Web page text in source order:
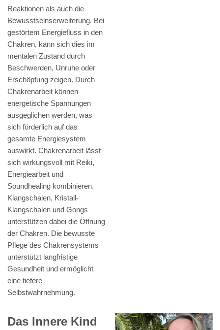
Reaktionen als auch die
Bewusstseinserweiterung. Bei
gestörtem Energiefluss in den
Chakren, kann sich dies im
mentalen Zustand durch
Beschwerden, Unruhe oder
Erschöpfung zeigen. Durch
Chakrenarbeit können
energetische Spannungen
ausgeglichen werden, was
sich förderlich auf das
gesamte Energiesystem
auswirkt. Chakrenarbeit lässt
sich wirkungsvoll mit Reiki,
Energiearbeit und
Soundhealing kombinieren.
Klangschalen, Kristall-
Klangschalen und Gongs
unterstützen dabei die Öffnung
der Chakren. Die bewusste
Pflege des Chakrensystems
unterstützt langfristige
Gesundheit und ermöglicht
eine tiefere
Selbstwahrnehmung.
Das Innere Kind